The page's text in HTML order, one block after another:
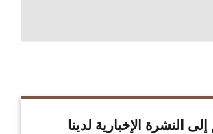
إلى النشرة الإخبارية لدينا